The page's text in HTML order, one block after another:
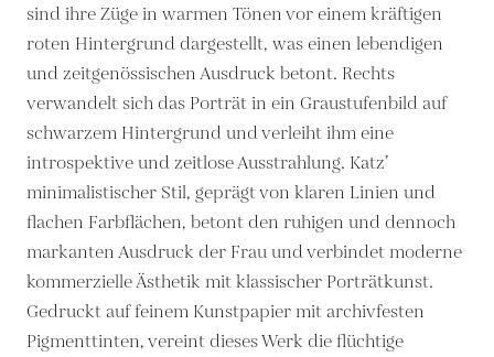
sind ihre Züge in warmen Tönen vor einem kräftigen
roten Hintergrund dargestellt, was einen lebendigen
und zeitgenössischen Ausdruck betont. Rechts
verwandelt sich das Porträt in ein Graustufenbild auf
schwarzem Hintergrund und verleiht ihm eine
introspektive und zeitlose Ausstrahlung. Katz’
minimalistischer Stil, geprägt von klaren Linien und
flachen Farbflächen, betont den ruhigen und dennoch
markanten Ausdruck der Frau und verbindet moderne
kommerzielle Ästhetik mit klassischer Porträtkunst.
Gedruckt auf feinem Kunstpapier mit archivfesten
Pigmenttinten, vereint dieses Werk die flüchtige